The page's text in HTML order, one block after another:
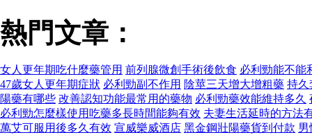
熱門文章：
女人更年期吃什麼藥管用 前列腺微創手術後飲食 必利勁能不能
47歲女人更年期症狀 必利勁副不作用 陰莖三天增大增粗藥 持久
陽藥有哪些 改善認知功能最常用的藥物 必利勁藥效能維持多久
必利勁怎麼樣使用吃藥多長時間能夠有效 夫妻生活延時的方法
萬艾可服用後多久有效 宣威樂威酒店 黑金鋼壯陽藥貨到付款 男